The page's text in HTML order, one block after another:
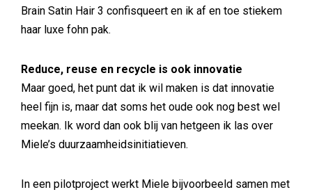
Brain Satin Hair 3 confisqueert en ik af en toe stiekem
haar luxe fohn pak.
Reduce, reuse en recycle is ook innovatie
Maar goed, het punt dat ik wil maken is dat innovatie
heel fijn is, maar dat soms het oude ook nog best wel
meekan. Ik word dan ook blij van hetgeen ik las over
Miele’s duurzaamheidsinitiatieven.
In een pilotproject werkt Miele bijvoorbeeld samen met